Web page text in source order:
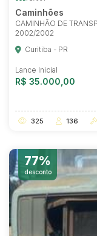
Caminhões
CAMINHÃO DE
2002/2002
Curitiba - PR
Lance Inicial
R$ 35.000,00
325 136
77%
desconto